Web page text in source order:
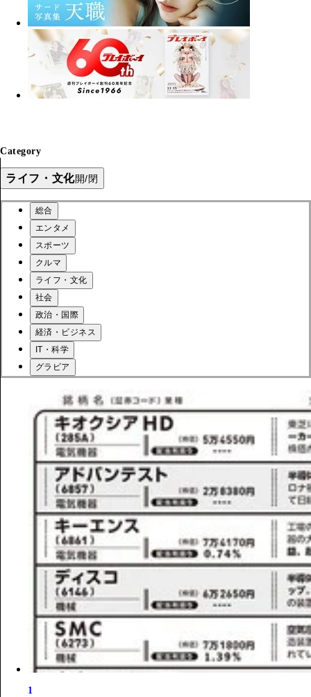
Category
ライフ・文化開/閉
総合
エンタメ
スポーツ
クルマ
ライフ・文化
社会
政治・国際
経済・ビジネス
IT・科学
グラビア
1